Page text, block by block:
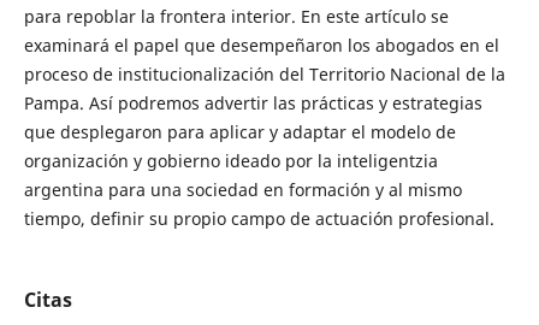
para repoblar la frontera interior. En este artículo se
examinará el papel que desempeñaron los abogados en el
proceso de institucionalización del Territorio Nacional de la
Pampa. Así podremos advertir las prácticas y estrategias
que desplegaron para aplicar y adaptar el modelo de
organización y gobierno ideado por la inteligentzia
argentina para una sociedad en formación y al mismo
tiempo, definir su propio campo de actuación profesional.
Citas